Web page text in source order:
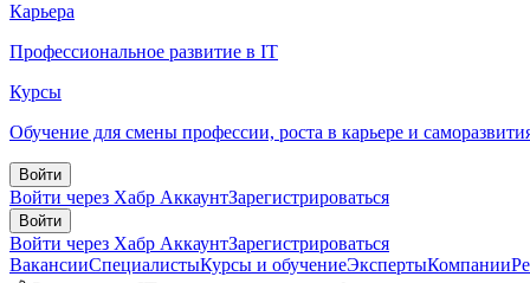
Карьера
Профессиональное развитие в IT
Курсы
Обучение для смены профессии, роста в карьере и
Войти
Войти через Хабр АккаунтЗарегистрироваться
Войти
Войти через Хабр АккаунтЗарегистрироваться
ВакансииСпециалистыКурсы и обучениеЭкспертыКомпании